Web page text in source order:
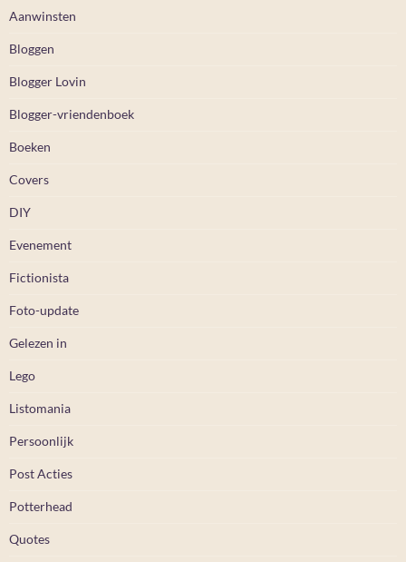
Aanwinsten
Bloggen
Blogger Lovin
Blogger-vriendenboek
Boeken
Covers
DIY
Evenement
Fictionista
Foto-update
Gelezen in
Lego
Listomania
Persoonlijk
Post Acties
Potterhead
Quotes